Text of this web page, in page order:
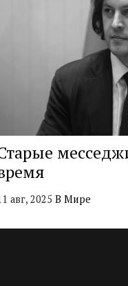
авг, 2025 В Мире